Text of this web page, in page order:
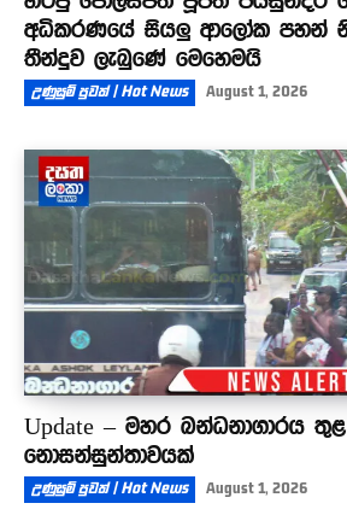
අධිකරණයේ සියලු ආලෝක පහන්
තීන්දුව ලැබුණේ මෙහෙමයි
උණුසුම් පුවත් | Hot News August 1, 2026
Update – මහර බන්ධනාගාරය තුළ
නොසන්සුන්තාවයක්
උණුසුම් පුවත් | Hot News August 1, 2026